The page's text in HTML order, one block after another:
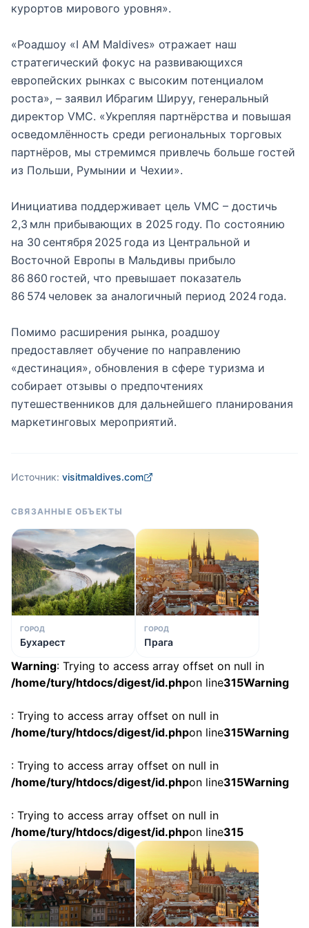
курортов мирового уровня».
«Роадшоу «I AM Maldives» отражает наш
стратегический фокус на развивающихся
европейских рынках с высоким потенциалом
роста», – заявил Ибрагим Шируу, генеральный
директор VMC. «Укрепляя партнёрства и повышая
осведомлённость среди региональных торговых
партнёров, мы стремимся привлечь больше гостей
из Польши, Румынии и Чехии».
Инициатива поддерживает цель VMC – достичь
2,3 млн прибывающих в 2025 году. По состоянию
на 30 сентября 2025 года из Центральной и
Восточной Европы в Мальдивы прибыло
86 860 гостей, что превышает показатель
86 574 человек за аналогичный период 2024 года.
Помимо расширения рынка, роадшоу
предоставляет обучение по направлению
«дестинация», обновления в сфере туризма и
собирает отзывы о предпочтениях
путешественников для дальнейшего планирования
маркетинговых мероприятий.
Источник: visitmaldives.com
СВЯЗАННЫЕ ОБЪЕКТЫ
ГОРОД
Бухарест
ГОРОД
Прага
Warning: Trying to access array offset on null in
/home/tury/htdocs/digest/id.phpon line315Warning
: Trying to access array offset on null in
/home/tury/htdocs/digest/id.phpon line315Warning
: Trying to access array offset on null in
/home/tury/htdocs/digest/id.phpon line315Warning
: Trying to access array offset on null in
/home/tury/htdocs/digest/id.phpon line315